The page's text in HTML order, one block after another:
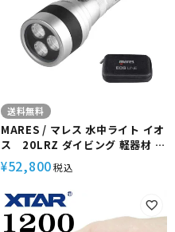
送料無料
MARES / マレス 水中ライト イオ
ス 20LRZ ダイビング 軽器材 ス
キューバ スキューバダイビング
¥52,800税込